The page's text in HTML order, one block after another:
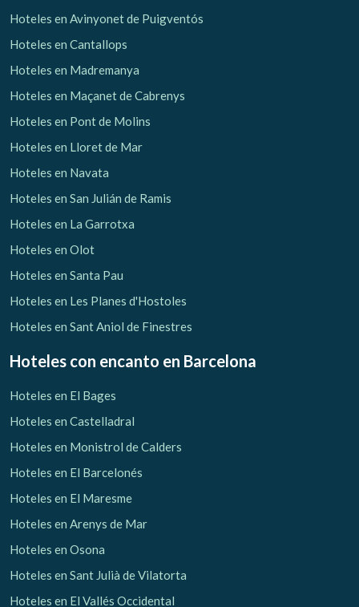
Hoteles en Avinyonet de Puigventós
Hoteles en Cantallops
Hoteles en Madremanya
Hoteles en Maçanet de Cabrenys
Hoteles en Pont de Molins
Hoteles en Lloret de Mar
Hoteles en Navata
Hoteles en San Julián de Ramis
Hoteles en La Garrotxa
Hoteles en Olot
Hoteles en Santa Pau
Hoteles en Les Planes d'Hostoles
Hoteles en Sant Aniol de Finestres
Hoteles con encanto en Barcelona
Hoteles en El Bages
Hoteles en Castelladral
Hoteles en Monistrol de Calders
Hoteles en El Barcelonés
Hoteles en El Maresme
Hoteles en Arenys de Mar
Hoteles en Osona
Hoteles en Sant Julià de Vilatorta
Hoteles en El Vallés Occidental